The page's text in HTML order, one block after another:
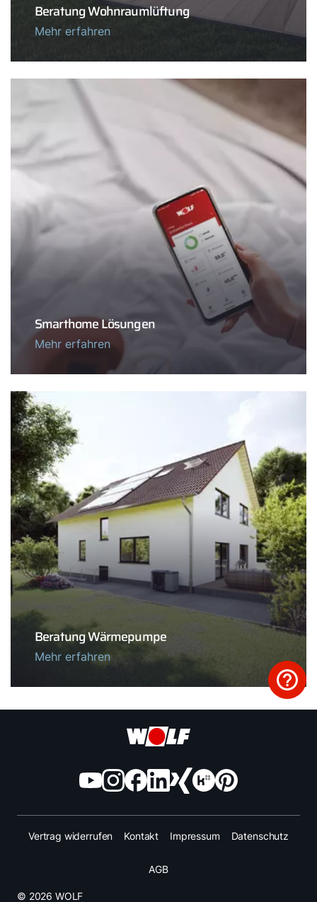
Beratung Wohnraumlüftung
Mehr erfahren
Smarthome Lösungen
Mehr erfahren
Beratung Wärmepumpe
Mehr erfahren
© 2026 WOLF
Vertrag widerrufen Kontakt Impressum Datenschutz
AGB